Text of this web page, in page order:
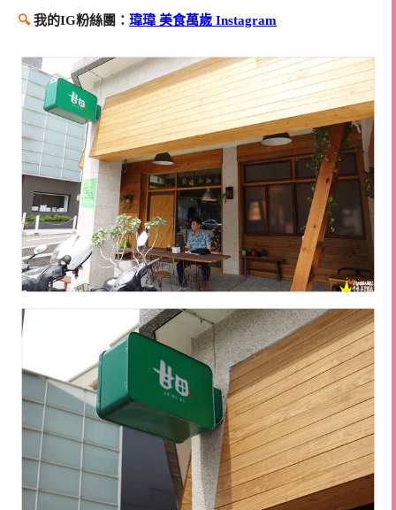
🔍我的IG粉絲團： 瑋瑋 美食萬歲 Instagram